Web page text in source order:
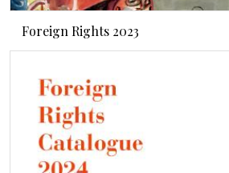
Foreign Rights 2023